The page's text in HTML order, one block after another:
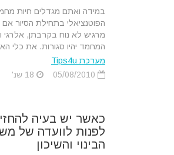
במידה ואתם מגדלים חיות
הפוטנציאלי בתחילת הסיור
מרגיש לא נוח בקרבתן, אלרגי
המחמד יהיו סגורות. את כלי
מערכת Tips4u
כאשר יש בעיה
לפנות לוועדה של
הבינוי והשיכון